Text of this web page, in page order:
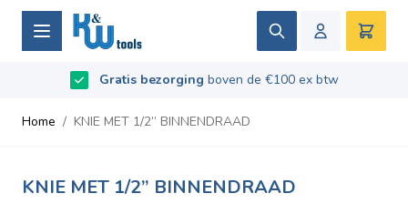
Ga naar de inhoud
Zoek
Gratis bezorging boven de €100 ex btw
Beoordeeld met9.5/10- Gebaseerd op 669 recensies
Home / KNIE MET 1/2” BINNENDRAAD
KNIE MET 1/2” BINNENDRAAD